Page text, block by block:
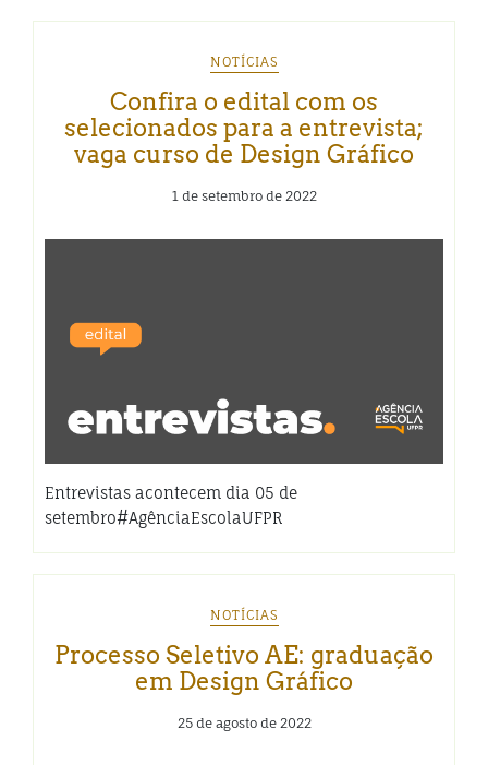
NOTÍCIAS
Confira o edital com os
selecionados para a entrevista;
vaga curso de Design Gráfico
1 de setembro de 2022
Entrevistas acontecem dia 05 de
setembro#AgênciaEscolaUFPR
NOTÍCIAS
Processo Seletivo AE: graduação
em Design Gráfico
25 de agosto de 2022